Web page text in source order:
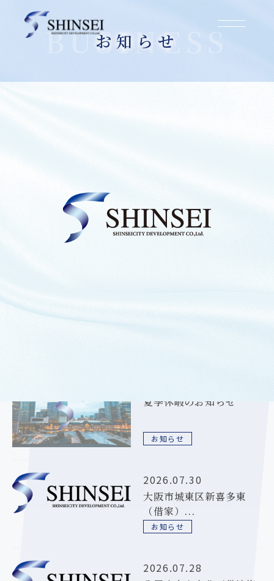
お知らせ
夏季休暇のお知らせ
お知らせ
2026.07.30
大阪市城東区新喜多東
（借家）...
お知らせ
2026.07.28